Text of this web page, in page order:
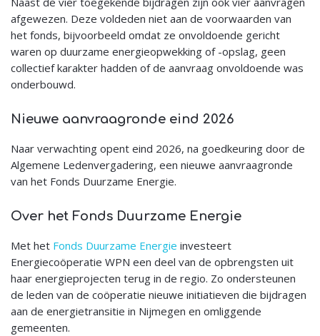
afgewezen. Deze voldeden niet aan de voorwaarden van
het fonds, bijvoorbeeld omdat ze onvoldoende gericht
waren op duurzame energieopwekking of -opslag, geen
collectief karakter hadden of de aanvraag onvoldoende was
onderbouwd.
Nieuwe aanvraagronde eind 2026
Naar verwachting opent eind 2026, na goedkeuring door de
Algemene Ledenvergadering, een nieuwe aanvraagronde
van het Fonds Duurzame Energie.
Over het Fonds Duurzame Energie
Met het Fonds Duurzame Energie investeert
Energiecoöperatie WPN een deel van de opbrengsten uit
haar energieprojecten terug in de regio. Zo ondersteunen
de leden van de coöperatie nieuwe initiatieven die bijdragen
aan de energietransitie in Nijmegen en omliggende
gemeenten.